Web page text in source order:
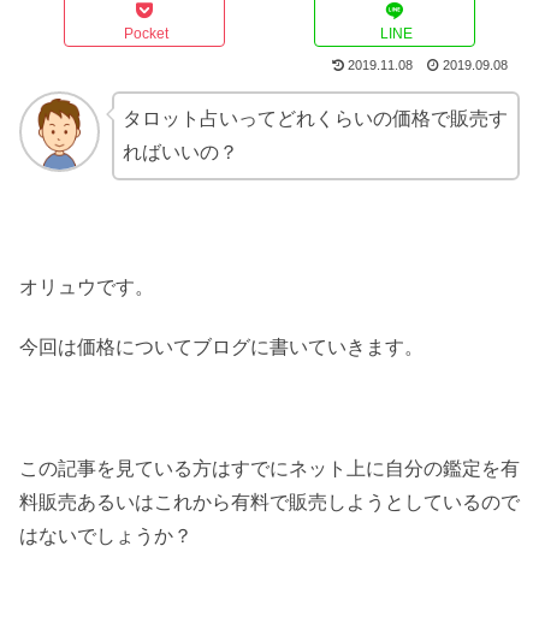
Pocket LINE
2019.11.08 2019.09.08
タロット占いってどれくらいの価格で販売す
ればいいの？
オリュウです。
今回は価格についてブログに書いていきます。
この記事を見ている方はすでにネット上に自分の鑑定を有
料販売あるいはこれから有料で販売しようとしているので
はないでしょうか？